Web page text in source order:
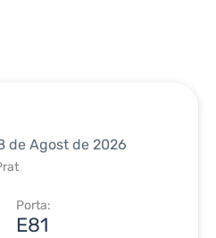
de Agost de 2026
Porta:
E81